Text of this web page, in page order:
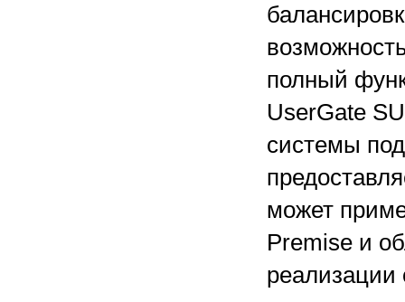
полный
UserGate
системы
может
Premise и
реализации